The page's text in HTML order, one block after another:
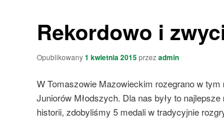
Rekordowo i
Opublikowany1 kwietnia 2015przezadmin
W Tomaszowie Mazowieckim rozegrano w
Juniorów Młodszych. Dla nas były to
historii, zdobyliśmy 5 medali w tradycyjnie